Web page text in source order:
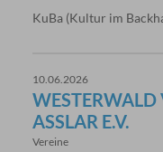
KuBa (Kultur im
10.06.2026
WESTERWALD
ASSLAR E.V.
Vereine